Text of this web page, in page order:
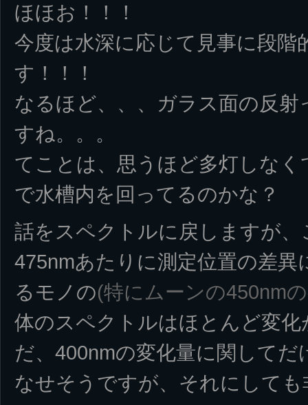
ほほお！！！
今度は水深に応じて見事に段階
す！！！
なるほど、、、ガラス面の反
すね。。。
てことは、思うほど多灯しな
で水槽内を回ってるのかな？
話をスペクトルに戻しますが
475nmあたりに測定位置の差
るモノの(特にムーンの450nm
体のスペクトルはほとんど変
だ、400nmの変化量に関して
なせそうですが、それにして